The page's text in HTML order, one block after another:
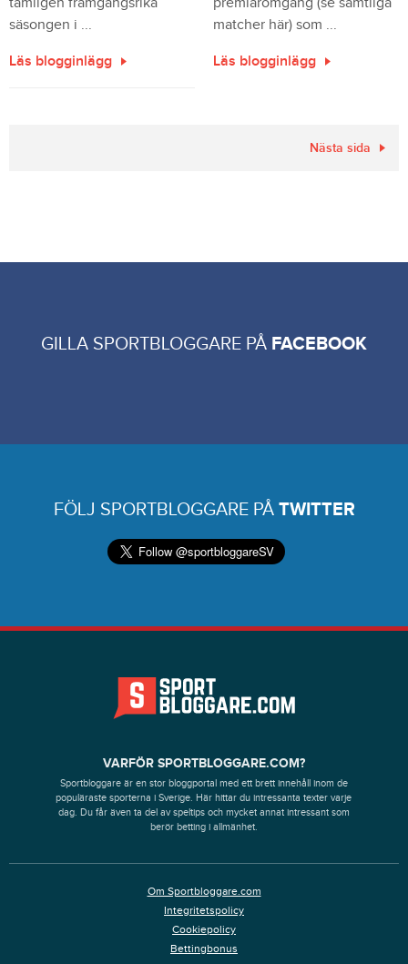
säsongen i ...
Läs blogginlägg
matcher här) som ...
Läs blogginlägg
Nästa sida
GILLA SPORTBLOGGARE PÅ FACEBOOK
FÖLJ SPORTBLOGGARE PÅ TWITTER
VARFÖR SPORTBLOGGARE.COM?
Sportbloggare är en stor bloggportal med ett brett innehåll inom de
populäraste sporterna i Sverige. Här hittar du intressanta texter varje
dag. Du får även ta del av speltips och mycket annat intressant som
berör betting i allmänhet.
Om Sportbloggare.com
Integritetspolicy
Cookiepolicy
Bettingbonus